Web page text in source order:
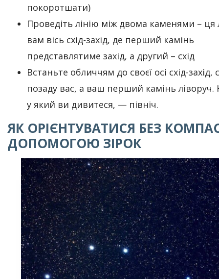
покоротшати)
Проведіть лінію між двома каменями – ця
вам вісь схід-захід, де перший камінь
представлятиме захід, а другий – схід
Встаньте обличчям до своєї осі схід-захід,
позаду вас, а ваш перший камінь
у який ви дивитеся, — північ.
ЯК ОРІЄНТУВАТИСЯ БЕЗ
ДОПОМОГОЮ ЗІРОК